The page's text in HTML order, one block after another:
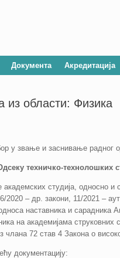
Документа Акредитација
из области: Физика
у звање и заснивање радног
техничко-технолошких
студија, односно
– др. закони, 11/2021 –
наставника и сарадника
на академијама струковних
члана 72 став 4 Закона о
документацију: